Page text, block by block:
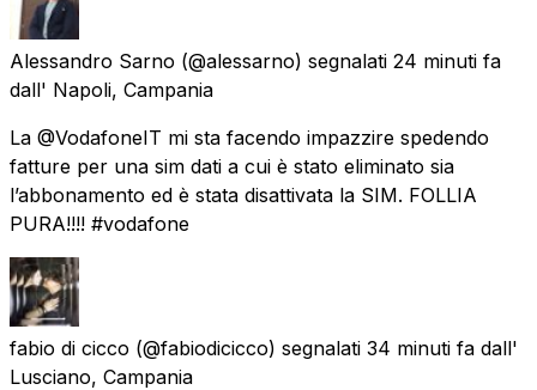
Alessandro Sarno (@alessarno) segnalati 24 minuti fa
dall' Napoli, Campania
La @VodafoneIT mi sta facendo impazzire spedendo
fatture per una sim dati a cui è stato eliminato sia
l’abbonamento ed è stata disattivata la SIM. FOLLIA
PURA!!!! #vodafone
fabio di cicco (@fabiodicicco) segnalati 34 minuti fa dall'
Lusciano, Campania